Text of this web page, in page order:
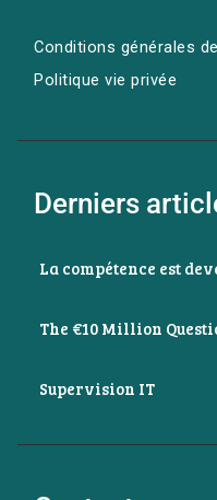
Conditions générales
Politique vie privée
Derniers
La compétence est
The €10 Million
Supervision IT